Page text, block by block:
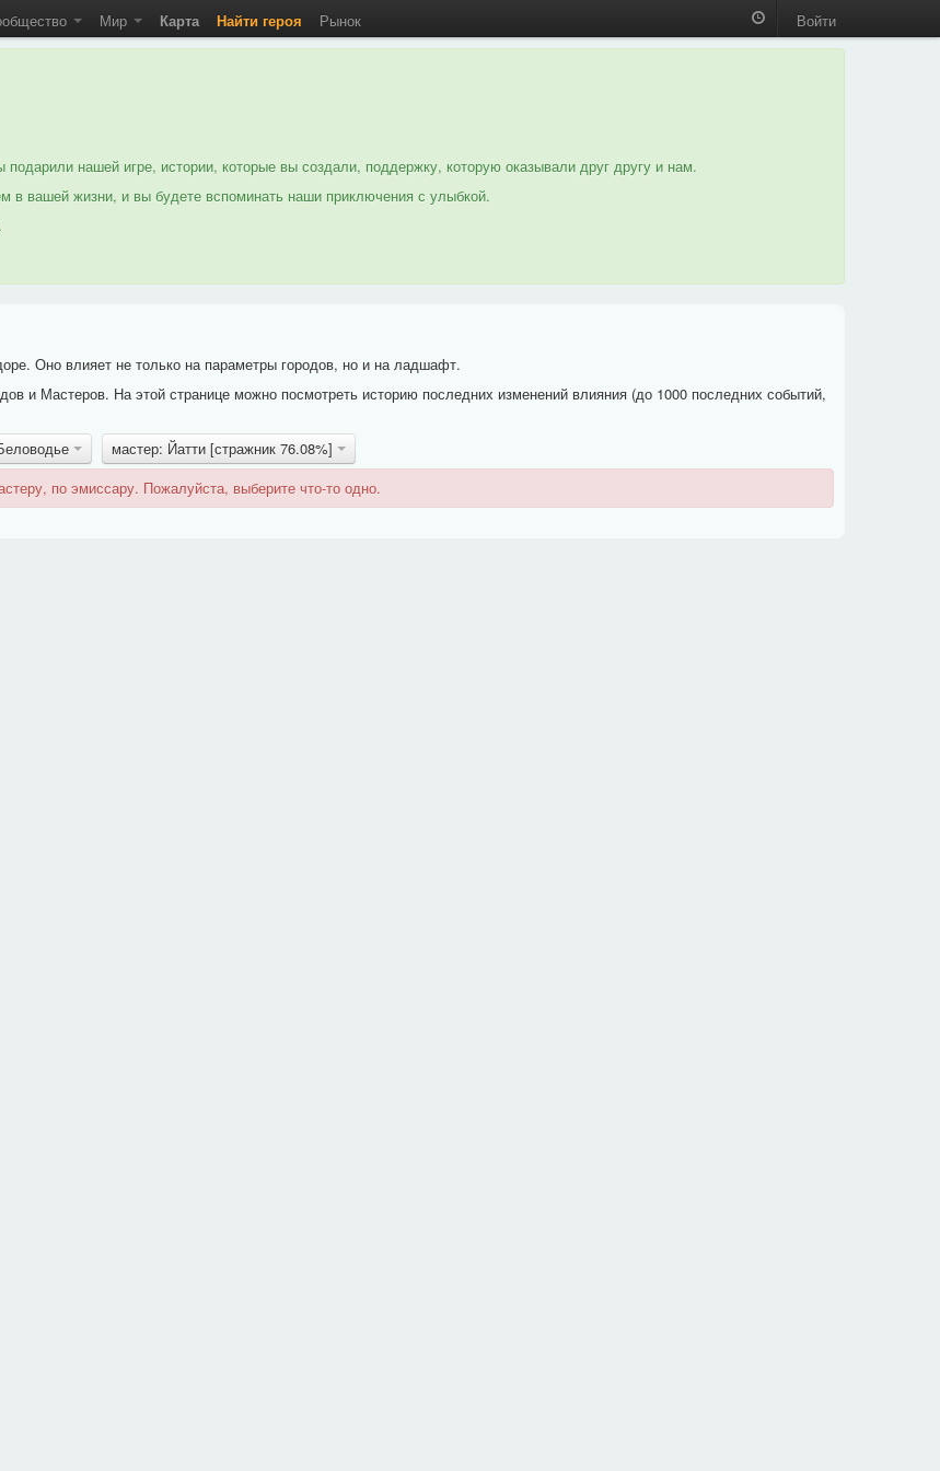
Мир Карта Найти героя Рынок Войти
нашей игре, истории, которые вы создали, поддержку, которую оказывали друг другу и нам.
в вашей жизни, и вы будете вспоминать наши приключения с улыбкой.
Оно влияет не только на параметры городов, но и на ладшафт.
и Мастеров. На этой странице можно посмотреть историю последних изменений влияния (до 1000 последних событий,
мастер: Йатти [стражник 76.08%]
по эмиссару. Пожалуйста, выберите что-то одно.